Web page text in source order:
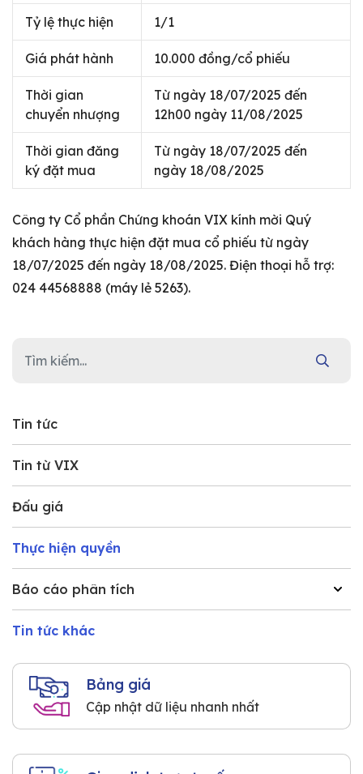
Tin tức
Tin từ VIX
Đấu giá
Thực hiện quyền
Báo cáo phân tích
Tin tức khác
Bảng giá
Cập nhật dữ liệu nhanh nhất
Tỷ lệ thực hiện 1/1
Giá phát hành 10.000 đồng/cổ phiếu
Thời gian
chuyển nhượng
Từ ngày 18/07/2025 đến
12h00 ngày 11/08/2025
Thời gian đăng
ký đặt mua
Từ ngày 18/07/2025 đến
ngày 18/08/2025
Công ty Cổ phần Chứng khoán VIX kính mời Quý
khách hàng thực hiện đặt mua cổ phiếu từ ngày
18/07/2025 đến ngày 18/08/2025. Điện thoại hỗ trợ:
024 44568888 (máy lẻ 5263).